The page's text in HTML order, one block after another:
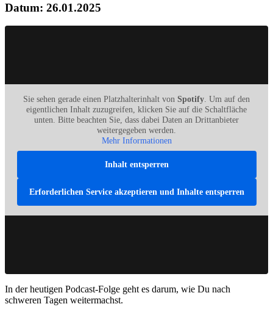
Datum: 26.01.2025
Sie sehen gerade einen Platzhalterinhalt von Spotify. Um auf den
eigentlichen Inhalt zuzugreifen, klicken Sie auf die Schaltfläche
unten. Bitte beachten Sie, dass dabei Daten an Drittanbieter
weitergegeben werden.
Mehr Informationen
Inhalt entsperren
Erforderlichen Service akzeptieren und Inhalte entsperren
In der heutigen Podcast-Folge geht es darum, wie Du nach
schweren Tagen weitermachst.